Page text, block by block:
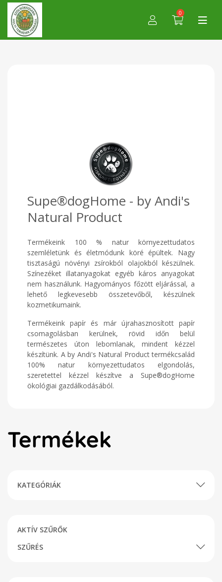
0
Supe®dogHome - by Andi's
Natural Product
Termékeink 100 % natur környezettudatos
szemléletünk és életmódunk köré épültek. Nagy
tisztaságú növényi zsírokból olajokból készülnek.
Színezéket illatanyagokat egyéb káros anyagokat
nem használunk. Hagyományos főzött eljárással, a
lehető legkevesebb összetevőből, készülnek
kozmetikumaink.
Termékeink papír és már újrahasznosított papír
csomagolásban kerülnek, rövid időn belül
természetes úton lebomlanak, mindent kézzel
készítünk. A by Andi's Natural Product termékcsalád
100% natur környezettudatos elgondolás,
szeretettel kézzel készítve a Supe®dogHome
ökológiai gazdálkodásából.
Termékek
KATEGÓRIÁK
AKTÍV SZŰRŐK
SZŰRÉS